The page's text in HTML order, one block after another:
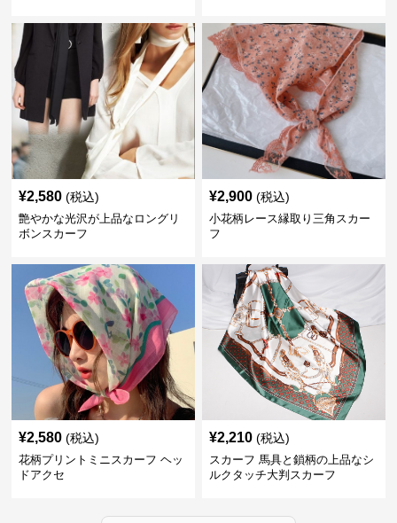
¥2,580 (税込)
艶やかな光沢が上品なロングリ
ボンスカーフ
¥2,900 (税込)
小花柄レース縁取り三角スカー
フ
¥2,580 (税込)
花柄プリントミニスカーフ ヘッ
ドアクセ
¥2,210 (税込)
スカーフ 馬具と鎖柄の上品なシ
ルクタッチ大判スカーフ